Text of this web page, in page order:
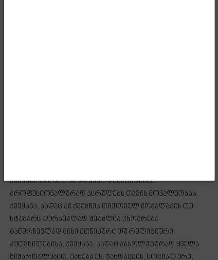
ემსახურება ხალხს და ყველა ინსტიტუცია
პროფესიონალურად ასრულებს თავის მოვალეობას;
ქვეყანა, სადაც ამ ქვეყნის თითოეულ მოქალაქეს თუ
სტუმარს ღირსეულად შეუძლია ცხოვრება
განურჩევლად მისი ეთნიკური თუ რელიგიური
კუთვნილებისა; ქვეყანა, სადაც აბსოლუტურად ყველა
მიმართულებით, იქნება ეს: ჯანდაცვის, სოციალური,